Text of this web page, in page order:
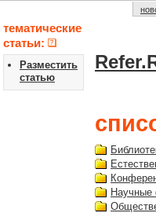
тематические
статьи:
Разместить
статью